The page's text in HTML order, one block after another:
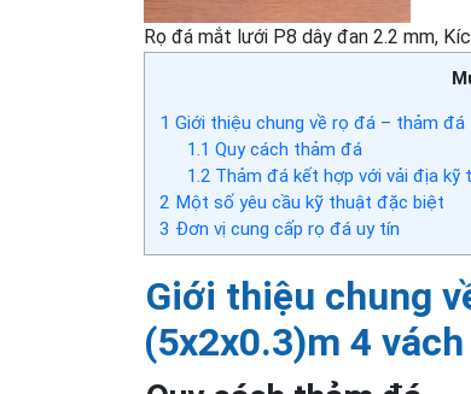
Rọ đá mắt lưới P8 dây đan 2.2 mm,
1 Giới thiệu chung về rọ đá – thảm
1.1 Quy cách thảm đá
1.2Thảm đá kết hợp với vải địa kỹ
2 Một số yêu cầu kỹ thuật đặc biệt
3 Đơn vị cung cấp rọ đá uy tín
Giới thiệu chung
(5x2x0.3)m 4